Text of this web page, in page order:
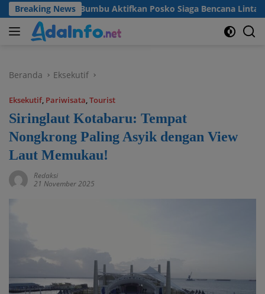
Langsung
ke
konten
Breaking News
Bumbu Aktifkan Posko Siaga Bencana Lintas Sektor
Beranda Eksekutif
Eksekutif, Pariwisata,Tourist
Siringlaut Kotabaru: Tempat
Nongkrong Paling Asyik dengan View
Laut Memukau!
Redaksi
21 November 2025